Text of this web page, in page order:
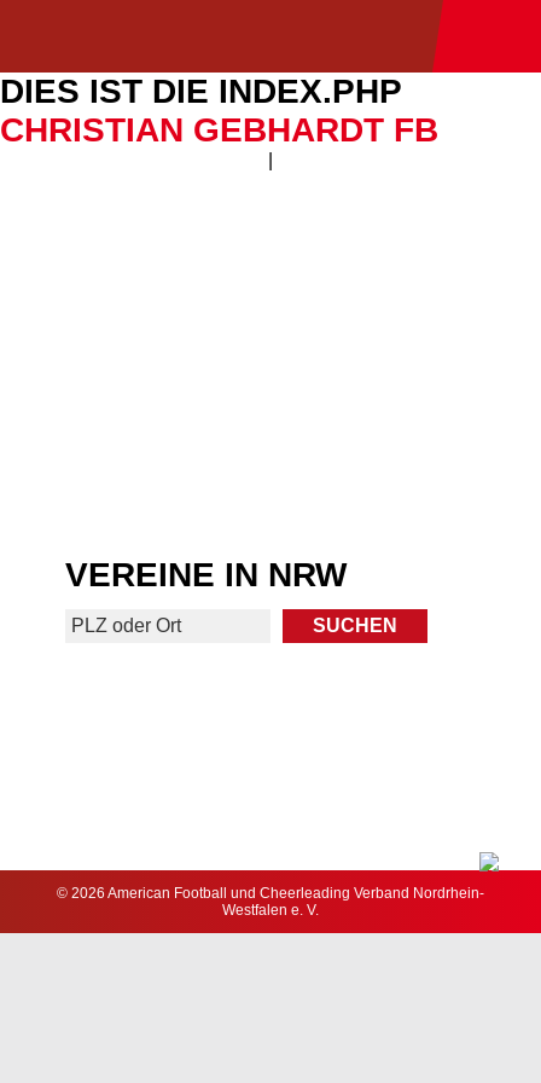
DIES IST DIE INDEX.PHP
CHRISTIAN GEBHARDT FB
VEREINE IN NRW
© 2026 American Football und Cheerleading Verband Nordrhein-
Westfalen e. V.